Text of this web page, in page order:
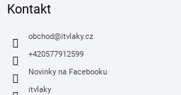
Kontakt
obchod@itvlaky.cz
+420577912599
Novinky na Facebooku
itvlaky